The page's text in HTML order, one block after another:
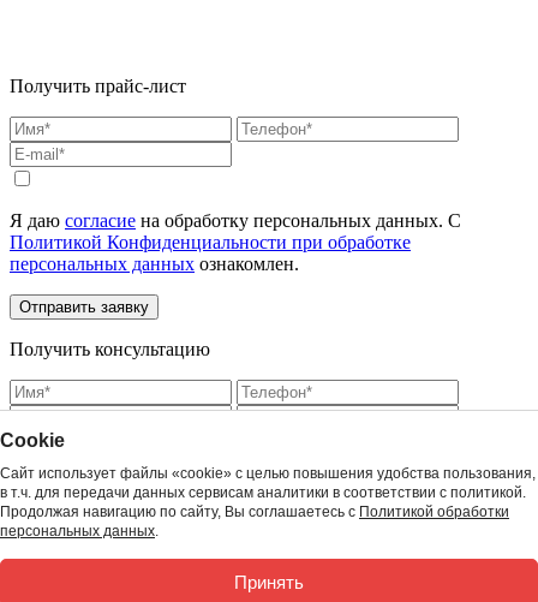
Получить прайс-лист
Я даю согласие на обработку персональных данных. С
Политикой Конфиденциальности при обработке
персональных данных ознакомлен.
Получить консультацию
Я даюсогласиена обработку персональных данных. С
Политикой Конфиденциальности при обработке
персональных данных
Сookie
Сайт использует файлы «cookie» с целью повышения удобства пользования,
в т.ч. для передачи данных сервисам аналитики в соответствии с политикой.
Продолжая навигацию по сайту, Вы соглашаетесь с Политикой обработки
персональных данных.
Принять